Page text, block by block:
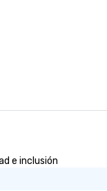
e inclusión